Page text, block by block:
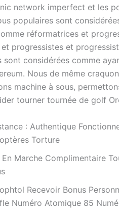
network imperfect et les
populaires sont
réformatrices et
progressistes et
sont considérées comme
Nous de même
machine à sous,
tourner tournée de golf
: Authentique
Torture
En Marche Complimentaire
Recevoir Bonus
Numéro Atomique 85